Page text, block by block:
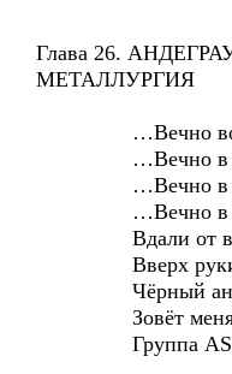
Глава 26.
МЕТАЛЛУРГИЯ
…Вечно во
…Вечно в
…Вечно в
…Вечно в
Вдали от
Вверх руки
Чёрный
Зовёт меня к
Группа